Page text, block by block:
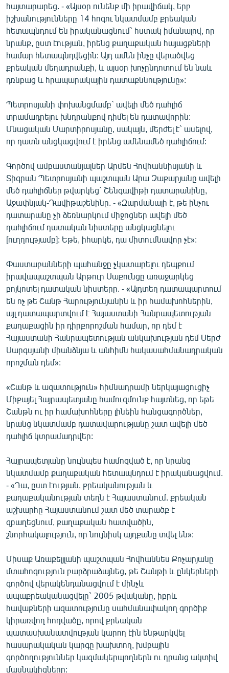
Русский
ՀԵՏԵՎԵՔ ՄԵԶ
«Ազատության» բոլոր կայքերը
հայտարարեց. - «Այսօր ունենք մի իրավիճակ, երբ
իշխանությունները 14 հոգու նկատմամբ քրեական
հետապնդում են իրականացնում` հստակ իմանալով, որ
նրանք, ըստ էության, իրենց քաղաքական հայացքների
համար հետապնդվեցին: Այդ ամեն ինչը վերածվեց
քրեական մեղադրանքի, և այսօր խոչընդոտում են նաև
դռնբաց և հրապարակային դատաքննությունը»:
Պետրոսյանի փոխանցմամբ` ավելի մեծ դահլիճ
տրամադրելու խնդրանքով դիմել են դատավորին:
Մնացական Մարտիրոսյանը, սակայն, մերժել է` ասելով,
որ դատն անցկացվում է իրենց ամենամեծ դահլիճում:
Գործով ամբաստանյալներ Արմեն Հովհաննիսյանի և
Տիգրան Պետրոսյանի պաշտպան Արա Զաքարյանը ավելի
մեծ դահլիճներ թվարկեց` Շենգավիթի դատարանինը,
Աջափնյակ-Դավիթաշենինը. - «Զարմանալի է, թե ինչու
դատարանը չի ձեռնարկում միջոցներ ավելի մեծ
դահլիճում դատական նիստերը անցկացնելու
[ուղղությամբ]: Եթե, իհարկե, դա միտումնավոր չէ»:
Փաստաբանների պահանջը չկատարելու դեպքում
իրավապաշտպան Արթուր Սաքունցը առաջարկեց
բոյկոտել դատական նիստերը. - «Այդտեղ դատապարտում
են ոչ թե Շանթ Հարությունյանին և իր համախոհներին,
այլ դատապարտվում է Հայաստանի Հանրապետության
քաղաքացին իր դիրքորոշման համար, որ դեմ է
Հայաստանի Հանրապետության անկախության դեմ Սերժ
Սարգսյանի միանձնյա և անհիմն հակասահմանադրական
որոշման դեմ»:
«Շանթ և ազատություն» հիմնադրամի ներկայացուցիչ
Միքայել Հայրապետյանը համուզմունք հայտնեց, որ եթե
Շանթն ու իր համախոհները լինեին հանցագործներ,
նրանց նկատմամբ դատավարությանը շատ ավելի մեծ
դահլիճ կտրամադրվեր:
Հայրապետյանը նույնպես համոզված է, որ նրանց
նկատմամբ քաղաքական հետապնդում է իրականացվում.
- «Դա, ըստ էության, քրեականության և
քաղաքականության տեղն է Հայաստանում. քրեական
աշխարհը Հայաստանում շատ մեծ տարածք է
զբաղեցնում, քաղաքական հատվածին,
շնորհակալություն, որ նույնիսկ այդքանը տվել են»:
Միսաք Առաքելյլանի պաշտպան Հովհաննես Քոչարյանը
մտահոգություն բարձրաձայնեց, թե Շանթի և ընկերների
գործով վերակենդանացվում է մինչև
ապաքրեականացվելը` 2005 թվականը, իբրև
հավաքների ազատությունը սահմանափակող գործիք
կիրառվող հոդվածը, որով քրեական
պատասխանատվության կարող էին ենթարկվել
հասարակական կարգը խախտող, խմբային
գործողություններ կազմակերպողներն ու դրանց ակտիվ
մասնակիցները: